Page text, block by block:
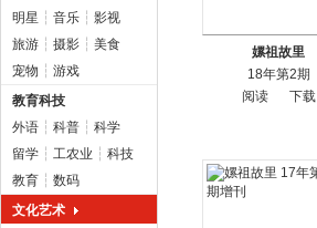
明星 ┆ 音乐 ┆ 影视
旅游 ┆ 摄影 ┆ 美食
宠物 ┆ 游戏
教育科技
外语 ┆ 科普 ┆ 科学
留学 ┆ 工农业 ┆ 科技
教育 ┆ 数码
文化艺术
嫘祖故里
18年第2期
阅读
下载